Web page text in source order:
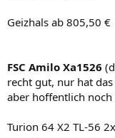
Geizhals ab 805,50 €
FSC Amilo Xa1526
recht gut, nur hat
aber hoffentlich
Turion 64 X2 TL-56